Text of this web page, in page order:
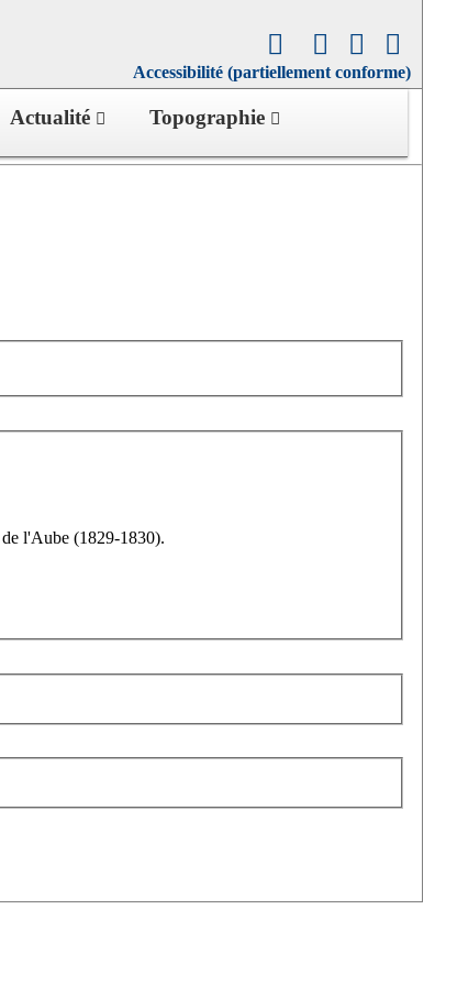
Accessibilité (partiellement conforme)
Actualité Topographie
l'Aube (1829-1830).